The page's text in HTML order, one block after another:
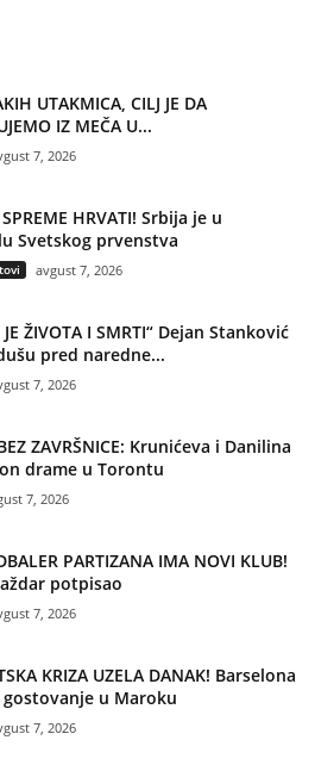
UTAKMICA, CILJ JE DA
IZ MEČA U...
7, 2026
SPREME HRVATI! Srbija je u
Svetskog prvenstva
avgust 7, 2026
JE ŽIVOTA I SMRTI“ Dejan Stanković
pred naredne...
7, 2026
ZAVRŠNICE: Krunićeva i Danilina
drame u Torontu
7, 2026
PARTIZANA IMA NOVI KLUB!
potpisao
7, 2026
KRIZA UZELA DANAK! Barselona
u Maroku
7, 2026